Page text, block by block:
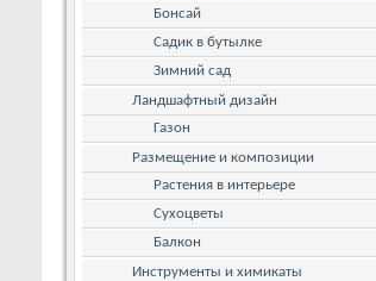
Бонсай
Садик в бутылке
Зимний сад
Ландшафтный дизайн
Газон
Размещение и композиции
Растения в интерьере
Сухоцветы
Балкон
Инструменты и химикаты